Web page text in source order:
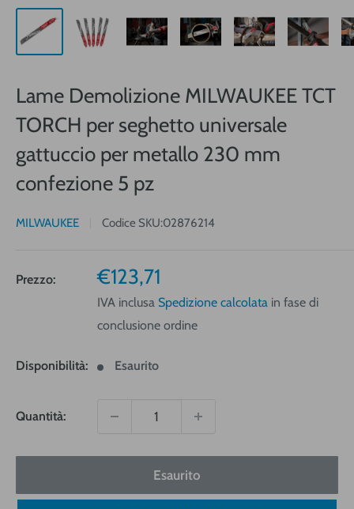
Lame Demolizione MILWAUKEE TCT
TORCH per seghetto universale
gattuccio per metallo 230 mm
confezione 5 pz
MILWAUKEE Codice SKU:02876214
Prezzo:
Prezzo
vendita
€123,71
IVA inclusa Spedizione calcolata in fase di
conclusione ordine
Disponibilità: Esaurito
Quantità:
Esaurito